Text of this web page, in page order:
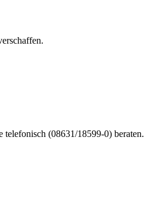
(08631/18599-0) beraten.